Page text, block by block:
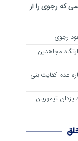
که رجوی را از
رجوی
مجاهدین
عدم كفایت بنی
تیموریان